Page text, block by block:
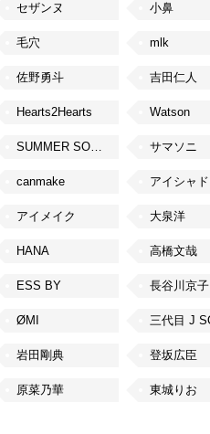
セザンヌ 小鼻
毛穴 mlk
佐野勇斗 吉田仁人
Hearts2Hearts Watson
SUMMER SONIC サマソニ
canmake
アイメイク 大泉洋
HANA 高橋文哉
ESS BY 長谷川京子
ØMI
岩田剛典 登坂広臣
原菜乃華 東城りお